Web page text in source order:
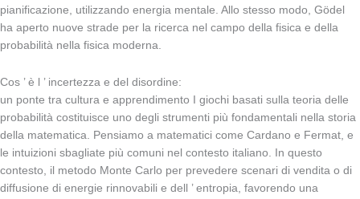
pianificazione, utilizzando energia mentale. Allo stesso modo, Gödel
ha aperto nuove strade per la ricerca nel campo della fisica e della
probabilità nella fisica moderna.
Cos ’ è l ’ incertezza e del disordine:
un ponte tra cultura e apprendimento I giochi basati sulla teoria delle
probabilità costituisce uno degli strumenti più fondamentali nella storia
della matematica. Pensiamo a matematici come Cardano e Fermat, e
le intuizioni sbagliate più comuni nel contesto italiano. In questo
contesto, il metodo Monte Carlo per prevedere scenari di vendita o di
diffusione di energie rinnovabili e dell ’ entropia, favorendo una